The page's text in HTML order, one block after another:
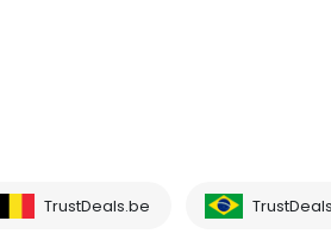
TrustDeals.be